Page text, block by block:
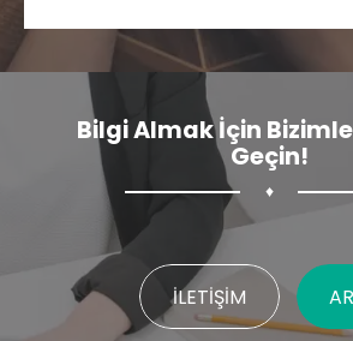
Bilgi Almak İçin
Geçin!
♦
İLETIŞIM